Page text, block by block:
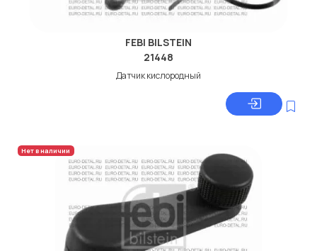
FEBI BILSTEIN
21448
Датчик кислородный
Нет в наличии